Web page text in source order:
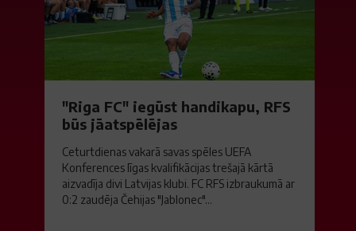
"Riga FC" iegūst handikapu, RFS
būs jāatspēlējas
Ceturtdienas vakarā savas spēles UEFA
Konferences līgas kvalifikācijas trešajā kārtā
aizvadīja divi Latvijas klubi. FC RFS izbraukumā ar
0:2 zaudēja Čehijas "Jablonec"...